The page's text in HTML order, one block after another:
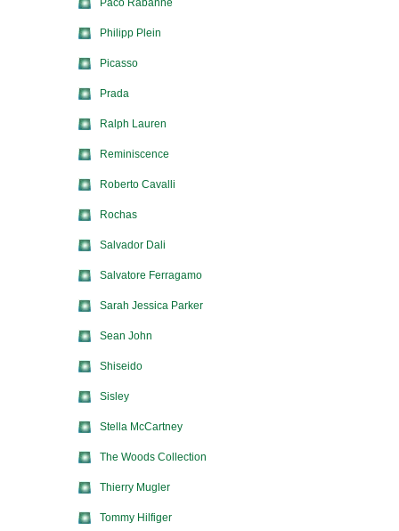
Paco Rabanne
Philipp Plein
Picasso
Prada
Ralph Lauren
Reminiscence
Roberto Cavalli
Rochas
Salvador Dali
Salvatore Ferragamo
Sarah Jessica Parker
Sean John
Shiseido
Sisley
Stella McCartney
The Woods Collection
Thierry Mugler
Tommy Hilfiger